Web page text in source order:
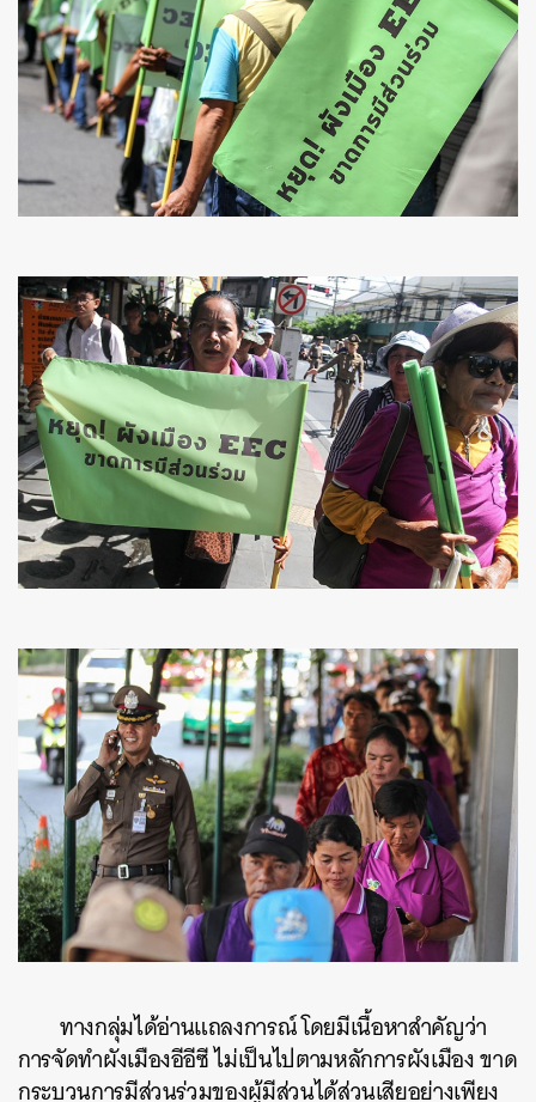
ทางกลุ่มได้อ่านแถลงการณ์ โดยมีเนื้อหาสำคัญว่า
การจัดทำผังเมืองอีอีซี ไม่เป็นไปตามหลักการผังเมือง ขาด
กระบวนการมีส่วนร่วมของผู้มีส่วนได้ส่วนเสียอย่างเพียง